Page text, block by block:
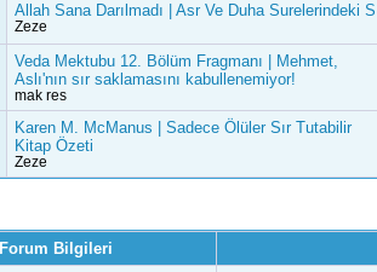
Allah Sana Darılmadı | Asr Ve Duha Surelerindeki
Zeze
Veda Mektubu 12. Bölüm Fragmanı | Mehmet,
Aslı'nın sır saklamasını kabullenemiyor!
mak res
Karen M. McManus | Sadece Ölüler Sır Tutabilir
Kitap Özeti
Zeze
Forum Bilgileri